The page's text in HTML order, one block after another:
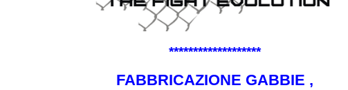
*******************
FABBRICAZIONE GABBIE ,